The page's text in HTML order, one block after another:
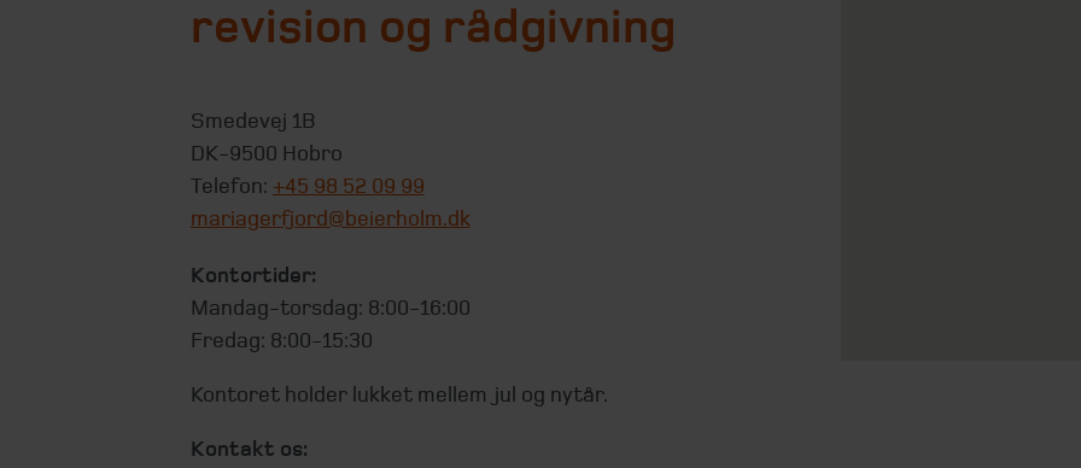
revision og rådgivning
Smedevej 1B
DK-9500 Hobro
Telefon: +45 98 52 09 99
mariagerfjord@beierholm.dk
Kontortider:
Mandag-torsdag: 8:00-16:00
Fredag: 8:00-15:30
Kontoret holder lukket mellem jul og nytår.
Kontakt os: